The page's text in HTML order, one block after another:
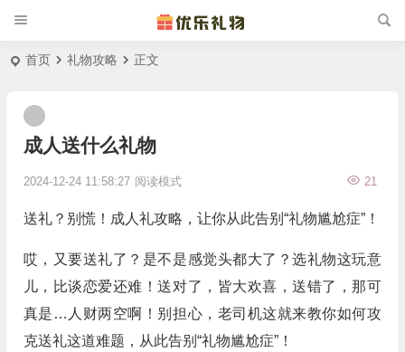
首页 礼物攻略 正文
成人送什么礼物
2024-12-24 11:58:27 21
阅读模式
送礼？别慌！成人礼攻略，让你从此告别“礼物尴尬症”！
哎，又要送礼了？是不是感觉头都大了？选礼物这玩意
儿，比谈恋爱还难！送对了，皆大欢喜，送错了，那可
真是…人财两空啊！别担心，老司机这就来教你如何攻
克送礼这道难题，从此告别“礼物尴尬症”！